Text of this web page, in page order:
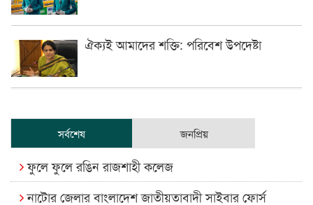
ঐক্যই আমাদের শক্তি: পরিবেশ উপদেষ্টা
সর্বশেষ জনপ্রিয়
ফুলে ফুলে রঙিন রাজশাহী কলেজ
নাটোর জেলার বাংলাদেশ জাতীয়তাবাদী সাইবার ফোর্স